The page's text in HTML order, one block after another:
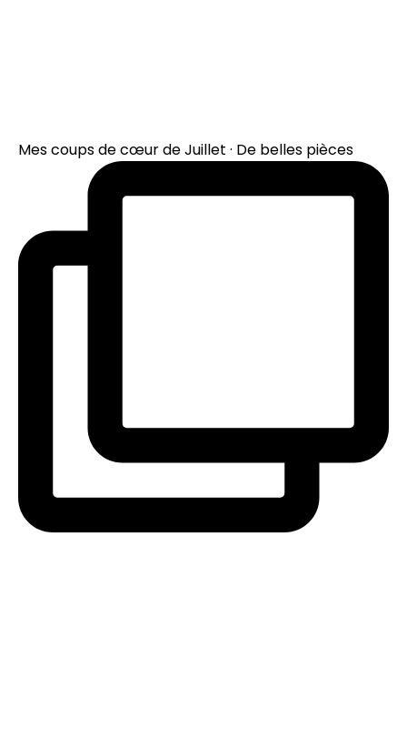
Mes coups de cœur de Juillet · De belles pièces